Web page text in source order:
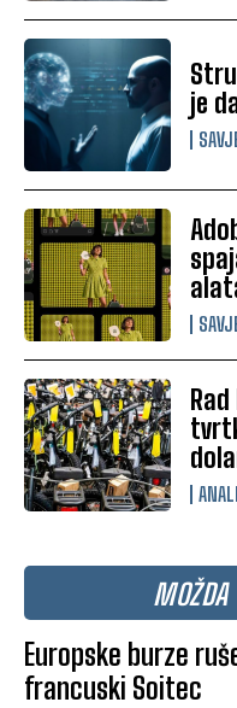
je
Europske burze
francuski Soitec